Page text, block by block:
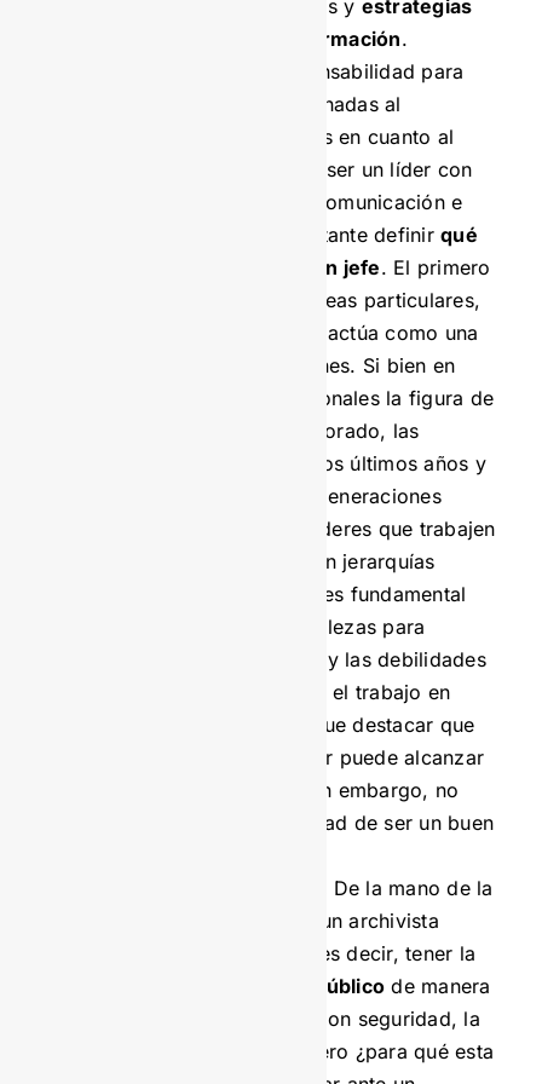
de la compañía protocolos y estrategias
para el manejo de la información.
Igualmente, por su responsabilidad para
ejecutar acciones encaminadas al
cumplimiento de objetivos en cuanto al
manejo de datos, deberá ser un líder con
iniciativa, capacidad de comunicación e
innovador. Aquí es importante definirqué
diferencia a un líder de un jefe. El primero
motiva sin imponer sus ideas particulares,
mientras que el segundo, actúa como una
autoridad que dicta órdenes. Si bien en
muchas empresas tradicionales la figura de
jefe es un asunto bien valorado, las
compañías nacientes en los últimos años y
dirigidas por las nuevas generaciones
prefieren profesionales líderes que trabajen
de manera colaborativa en jerarquías
horizontales. Como líder es fundamental
conocer sus propias fortalezas para
aprovecharlas al máximo y las debilidades
para corregirlas mediante el trabajo en
equipo. Así mismo, hay que destacar que
con la experiencia un líder puede alcanzar
posiciones de jefatura, sin embargo, no
todo jefe está en capacidad de ser un buen
De la mano de la
capacidad de liderazgo, un archivista
deberá ser buen orador, es decir, tener la
capacidad de hablar en público de manera
persuasiva y elocuente. Con seguridad, la
pregunta que sigue es, pero ¿para qué esta